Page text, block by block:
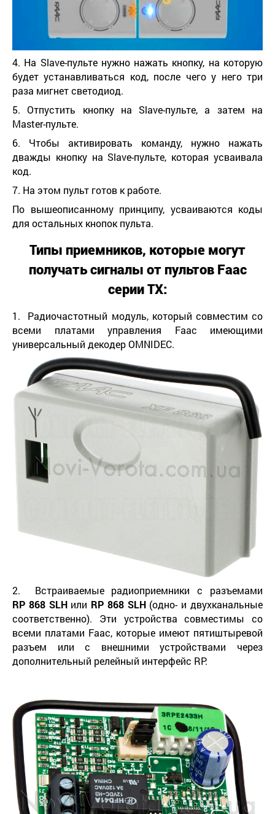
4. На Slave-пульте нужно нажать кнопку, на которую
будет устанавливаться код, после чего у него три
раза мигнет светодиод.
5. Отпустить кнопку на Slave-пульте, а затем на
Master-пульте.
6. Чтобы активировать команду, нужно нажать
дважды кнопку на Slave-пульте, которая усваивала
код.
7. На этом пульт готов к работе.
По вышеописанному принципу, усваиваются коды
для остальных кнопок пульта.
Типы приемников, которые могут
получать сигналы от пультов Faac
серииTX:
1. Радиочастотный модуль, который совместим со
всеми платами управления Faac имеющими
универсальный декодер OMNIDEC.
2. Встраиваемые радиоприемники с разъемами
RP 868SLHили RP 868SLH(одно- и двухканальные
соответственно). Эти устройства совместимы со
всеми платами Faac, которые имеют пятиштыревой
разъем или с внешними устройствами через
дополнительный релейный интерфейс RP.